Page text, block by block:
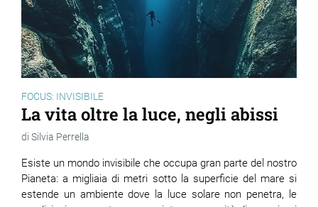
FOCUS: INVISIBILE
La vita oltre la luce, negli abissi
Silvia Perrella
Esiste un mondo invisibile che occupa gran parte del nostro
Pianeta: a migliaia di metri sotto la superficie del mare si
estende un ambiente dove la luce solare non penetra, le